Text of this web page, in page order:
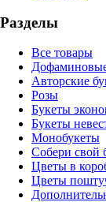
Разделы
Все товары
Авторские
Розы
Букеты
Букеты
Монобукеты
Собери свой
Цветы в
Цветы